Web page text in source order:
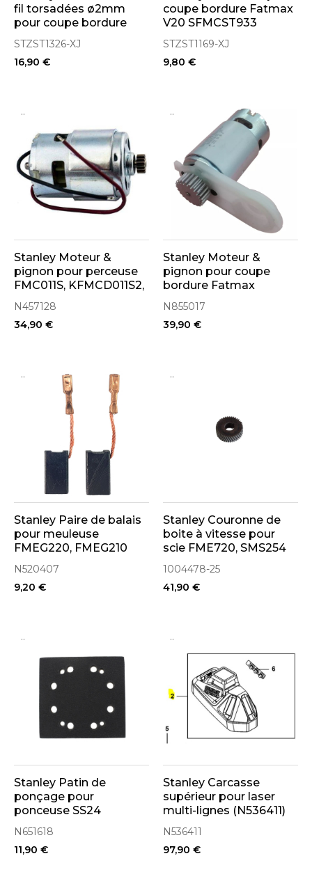
fil torsadées ø2mm
pour coupe bordure
SFMCST933
(STZST1326-XJ)
STZST1326-XJ
16,90 €
coupe bordure Fatmax
V20 SFMCST933
(STZST1169-QZ)
STZST1169-XJ
9,80 €
..
Stanley Moteur &
pignon pour perceuse
FMC011S, KFMCD011S2,
SCD121 (N457128)
N457128
34,90 €
..
Stanley Moteur &
pignon pour coupe
bordure Fatmax
SFMCST933 (N855017)
N855017
39,90 €
..
Stanley Paire de balais
pour meuleuse
FMEG220, FMEG210
(N520407)
N520407
9,20 €
..
Stanley Couronne de
boite à vitesse pour
scie FME720, SMS254
(1004478-25)
1004478-25
41,90 €
..
Stanley Patin de
ponçage pour
ponceuse SS24
(N651618)
N651618
11,90 €
..
Stanley Carcasse
supérieur pour laser
multi-lignes (N536411)
N536411
97,90 €